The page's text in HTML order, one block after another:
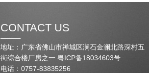
CONTACT US
地址：广东省佛山市禅城区澜石金澜北路深村五
街综合楼厂房之一 粤ICP备18034603号
电话：0757-83835256